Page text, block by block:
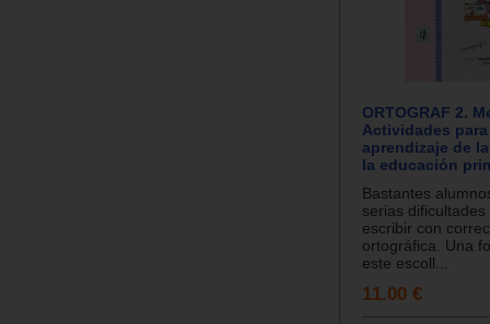
ORTOGRAF 2.
Actividades
aprendizaje de
la educación
Bastantes
serias
escribir con
ortográfica. Una
este escoll...
11.00 €